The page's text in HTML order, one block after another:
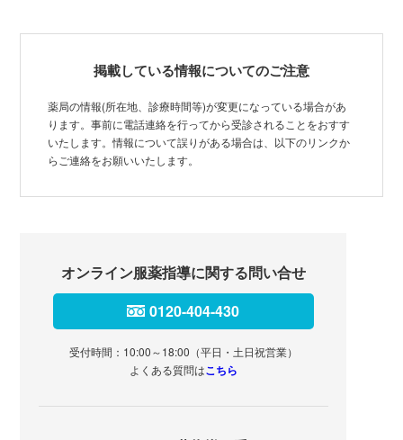
掲載している情報についてのご注意
薬局の情報(所在地、診療時間等)が変更になっている場合があ
ります。事前に電話連絡を行ってから受診されることをおすす
いたします。情報について誤りがある場合は、以下のリンクか
らご連絡をお願いいたします。
オンライン服薬指導に関する問い合せ
0120-404-430
受付時間：10:00～18:00（平日・土日祝営業）
よくある質問はこちら